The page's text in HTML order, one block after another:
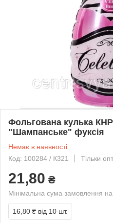
Фольгована кулька
"Шампанське" фуксія
Немає в наявності
Код: 100284 / К321
Тільки опт
21,80 ₴
Мінімальна сума замовлення
16,80 ₴ від 10 шт.